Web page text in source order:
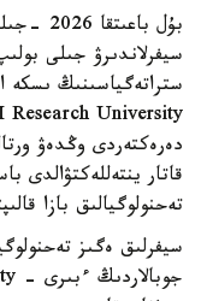
بۇل
ستراتەگياسىنىڭ
دەرەكتەردى وڭدەۋ
قاتار ينتەللەكتۋالدى
تەحنولوگيالىق بازا
سيفرلىق ەگىز